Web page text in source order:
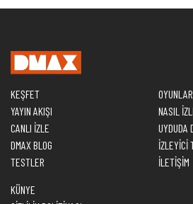
KEŞFET
YAYIN AKIŞI
CANLI İZLE
DMAX BLOG
TESTLER
OYUNLAR
NASIL
UYDUDA
İZLEYİCİ
İLETİŞİM
KÜNYE